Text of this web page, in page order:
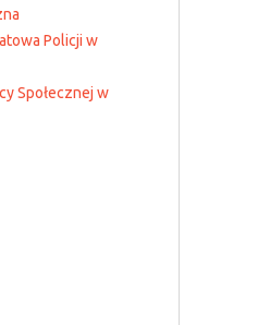
Policji w
Społecznej w